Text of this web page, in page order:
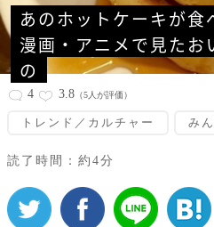
あのホットケーキが食
漫画・アニメで見たお
の
4 3.8 （5人が評価）
トレンド／カルチャー み
読了時間：約4分